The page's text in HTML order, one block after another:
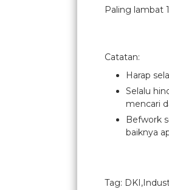
Paling lambat
Catatan:
Harap
Selalu
mencari
Befwork
baiknya
Tag: